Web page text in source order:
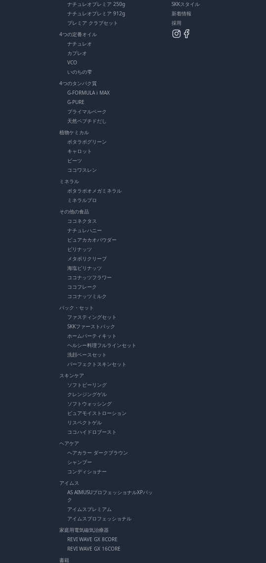
ナチュレオプレミア 250g
ナチュレオプレミア 912g
プレミア クラブセット
4つの定番オイル
ナチュレオ
カプレオ
VCO
いのちの雫
4つのタンパク質
G-FORMULA i MAX
G-PURE
プライマルベーク
天然ペプチドだし
植物ケミカル
ボタラボグリーン
キャロット
ビーツ
ココワスレン
ミネラル
ボタラボオメガミネラル
ミネラルプロ
その他の食品
ココネクタス
ナチュレハニー
ピュアカカオパウダー
ピリナッツ
メタボリクリープ
海塩ピリナッツ
ココナッツフラワー
ココフレーク
ココナッツミルク
パック・セット
ファスティングセット
SKKファーストパック
ホームパーティキット
ヘルシー料理フルラインセット
洗顔ベースセット
パーフェクトスキンセット
スキンケア
ソフトピーリング
クレンジングゲル
ソフトウォッシング
ピュアモイストローション
リスペクトゲル
ココハイドロブースト
ヘアケア
ヘアカラー ダークブラウン
シャンプー
コンディショナー
アイムス
AS AIMUSUプロフェッショナルXPパッ
ク
アイムスプレミアム
アイムスプロフェッショナル
家庭用電気磁気治療器
REVI WAVE GX 8CORE
REVI WAVE GX 16CORE
書籍
SKKスタイル
新着情報
採用